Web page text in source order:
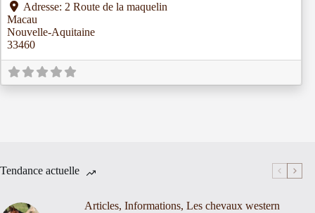
Adresse: 2 Route de la maquelin
Macau
Nouvelle-Aquitaine
33460
Tendance actuelle
Articles, Informations, Les chevaux western